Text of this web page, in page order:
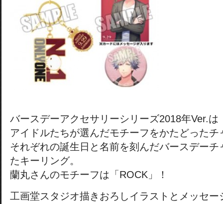
バースデーアクセサリーシリーズ2018年Ver.は
アイドルたちが選んだモチーフをかたどったチ
それぞれの誕生日と名前を刻んだバースデー
たキーリング。
蘭丸さんのモチーフは「ROCK」！
工画堂スタジオ描きおろしイラストとメッセ